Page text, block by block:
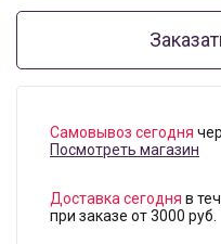
Самовывоз сегодня
Посмотреть магазин
Доставка сегодня в
при заказе от 3000 руб.